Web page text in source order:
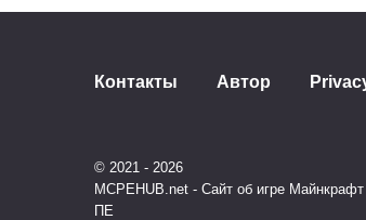
Контакты Автор
© 2021 - 2026
MCPEHUB.net - Сайт об игре Майнкрафт
ПЕ